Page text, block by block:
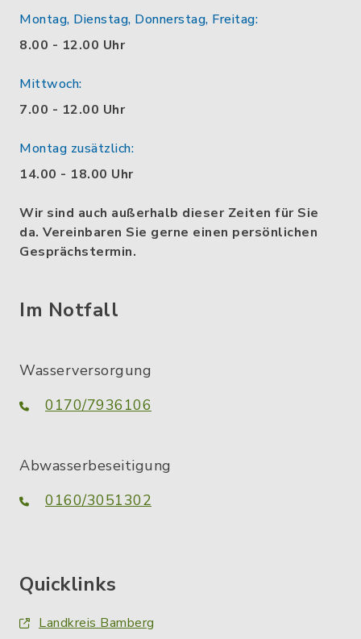
Montag, Dienstag, Donnerstag, Freitag:
8.00 - 12.00 Uhr
Mittwoch:
7.00 - 12.00 Uhr
Montag zusätzlich:
14.00 - 18.00 Uhr
Wir sind auch außerhalb dieser Zeiten für Sie
da. Vereinbaren Sie gerne einen persönlichen
Gesprächstermin.
Im Notfall
Wasserversorgung
0170/7936106
Abwasserbeseitigung
0160/3051302
Quicklinks
Landkreis Bamberg